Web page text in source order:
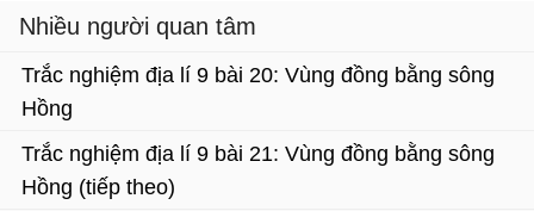
Nhiều người quan tâm
Trắc nghiệm địa lí 9 bài 20: Vùng đồng bằng sông
Hồng
Trắc nghiệm địa lí 9 bài 21: Vùng đồng bằng sông
Hồng (tiếp theo)